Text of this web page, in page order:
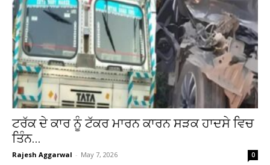
ਟਰੱਕ ਦੇ ਕਾਰ ਨੂੰ ਟੱਕਰ ਮਾਰਨ ਕਾਰਨ ਸੜਕ ਹਾਦਸੇ ਵਿਚ
ਤਿੰਨ...
Rajesh Aggarwal - May 7, 2026 0